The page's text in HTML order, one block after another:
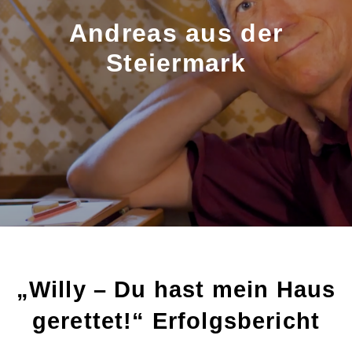
Andreas aus der
Steiermark
„Willy – Du hast mein Haus
gerettet!“ Erfolgsbericht